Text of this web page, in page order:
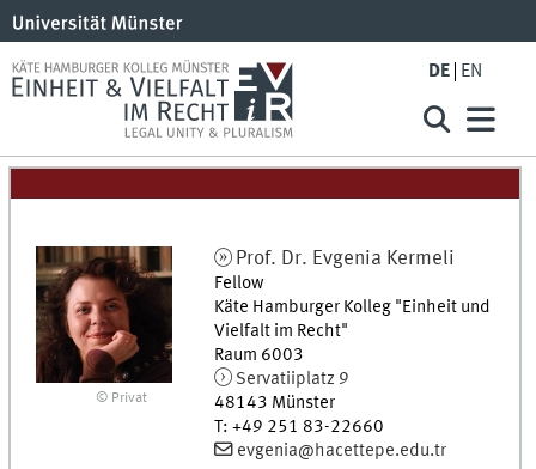
DE EN
© Privat
Prof. Dr. Evgenia Kermeli
Fellow
Käte Hamburger Kolleg "Einheit und
Vielfalt im Recht"
Raum 6003
Servatiiplatz 9
48143 Münster
T: +49 251 83-22660
evgenia@hacettepe.edu.tr